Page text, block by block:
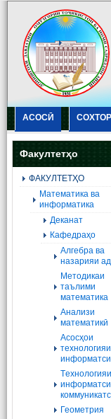
АСОСӢ СОХТОР
Факултетҳо
ФАКУЛТЕТҲО
Mатематика ва
информатика
Деканат
Кафедраҳо
Алгебра ва
назарияи
Методикаи
таълими
математика
Анализи
математикӣ
Асосҳои
технологияи
Tехнологияи
Геометрия